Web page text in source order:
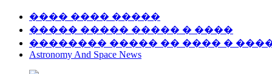
���� ���� �����
����� ����� ����� � ����
�������� ����� �� ���� �
Astronomy And Space News